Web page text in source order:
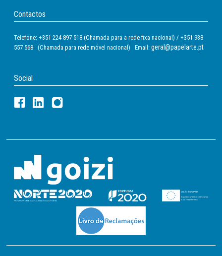
Contactos
Telefone: +351 224 897 518 (Chamada para a rede fixa nacional) / +351 938
557 568 (Chamada para rede móvel nacional) Email: geral@papelarte.pt
Social